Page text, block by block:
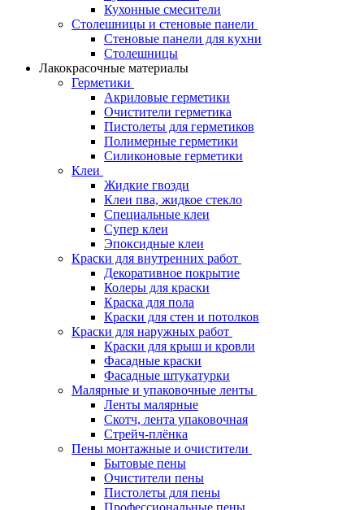
Кухонные смесители
Столешницы и стеновые панели
Стеновые панели для кухни
Столешницы
Лакокрасочные материалы
Герметики
Акриловые герметики
Очистители герметика
Пистолеты для герметиков
Полимерные герметики
Силиконовые герметики
Клеи
Жидкие гвозди
Клеи пва, жидкое стекло
Специальные клеи
Супер клеи
Эпоксидные клеи
Краски для внутренних работ
Декоративное покрытие
Колеры для краски
Краска для пола
Краски для стен и потолков
Краски для наружных работ
Краски для крыш и кровли
Фасадные краски
Фасадные штукатурки
Малярные и упаковочные ленты
Ленты малярные
Скотч, лента упаковочная
Стрейч-плёнка
Пены монтажные и очистители
Бытовые пены
Очистители пены
Пистолеты для пены
Профессиональные пены